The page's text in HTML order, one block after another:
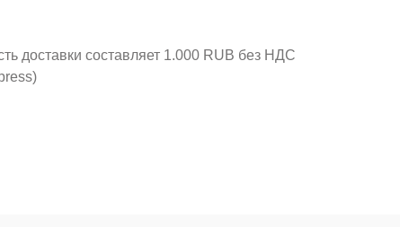
доставки составляет 1.000 RUB без НДС